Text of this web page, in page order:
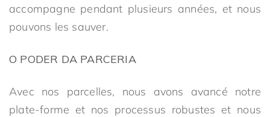
accompagne pendant plusieurs années, et nous
pouvons les sauver.
O PODER DA PARCERIA
Avec nos parcelles, nous avons avancé notre
plate-forme et nos processus robustes et nous